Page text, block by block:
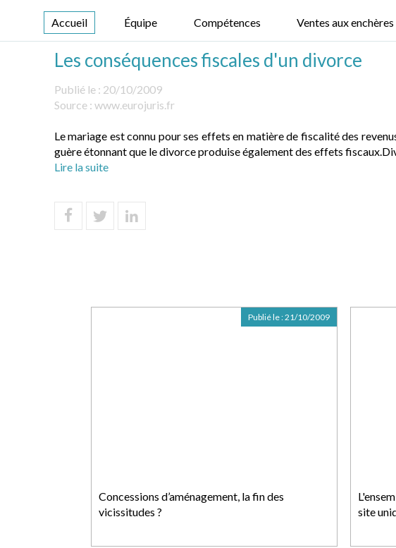
Accueil Équipe Compétences Ventes aux enchères
Les conséquences fiscales d'un divorce
Publié le : 20/10/2009
Source : www.eurojuris.fr
Le mariage est connu pour ses effets en matière de fiscalité des
guère étonnant que le divorce produise également des effets
Lire la suite
Concessions d’aménagement, la fin des
vicissitudes ?
Publié le :21/10/2009
site